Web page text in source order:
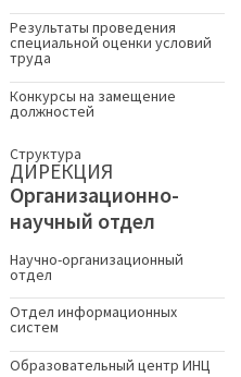
Результаты проведения
специальной оценки условий
труда
Конкурсы на замещение
должностей
Структура
ДИРЕКЦИЯ
Организационно-
научный отдел
Научно-организационный
отдел
Отдел информационных
систем
Образовательный центр ИНЦ